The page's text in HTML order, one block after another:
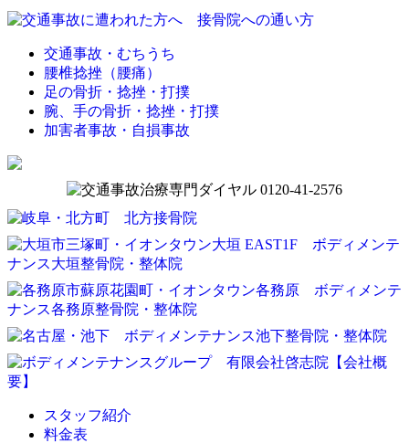
交通事故・むちうち
腰椎捻挫（腰痛）
足の骨折・捻挫・打撲
腕、手の骨折・捻挫・打撲
加害者事故・自損事故
スタッフ紹介
料金表